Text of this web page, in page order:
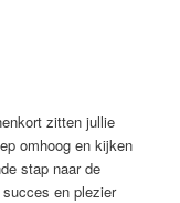
zitten jullie
omhoog en kijken
stap naar de
en plezier